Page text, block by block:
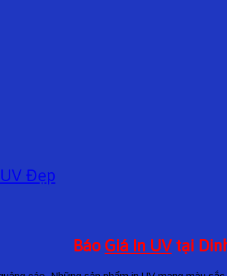
Đẹp
Báo Giá In UVtại